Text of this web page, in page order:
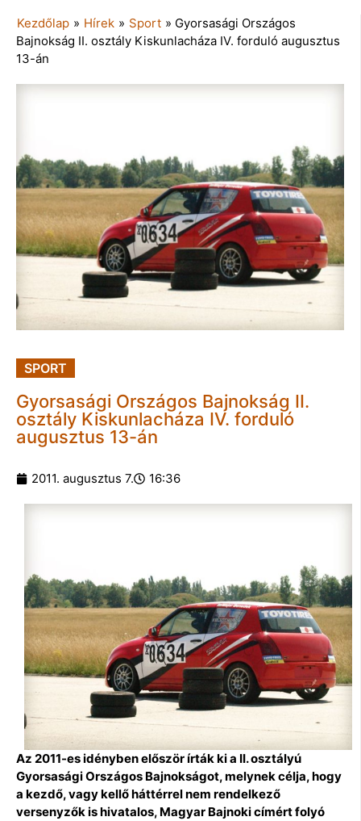
Kezdőlap » Hírek » Sport » Gyorsasági Országos
Bajnokság II. osztály Kiskunlacháza IV. forduló augusztus
13-án
SPORT
Gyorsasági Országos Bajnokság II.
osztály Kiskunlacháza IV. forduló
augusztus 13-án
2011. augusztus 7. 16:36
Az 2011-es idényben először írták ki a II. osztályú
Gyorsasági Országos Bajnokságot, melynek célja, hogy
a kezdő, vagy kellő háttérrel nem rendelkező
versenyzők is hivatalos, Magyar Bajnoki címért folyó